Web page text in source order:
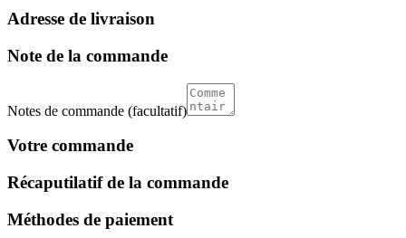
Adresse de livraison
Note de la commande
Notes de commande (facultatif)
Votre commande
Récaputilatif de la commande
Méthodes de paiement